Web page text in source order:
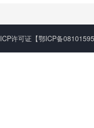
ICP许可证 【鄂ICP备08101595